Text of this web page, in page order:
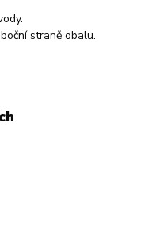
straně obalu.